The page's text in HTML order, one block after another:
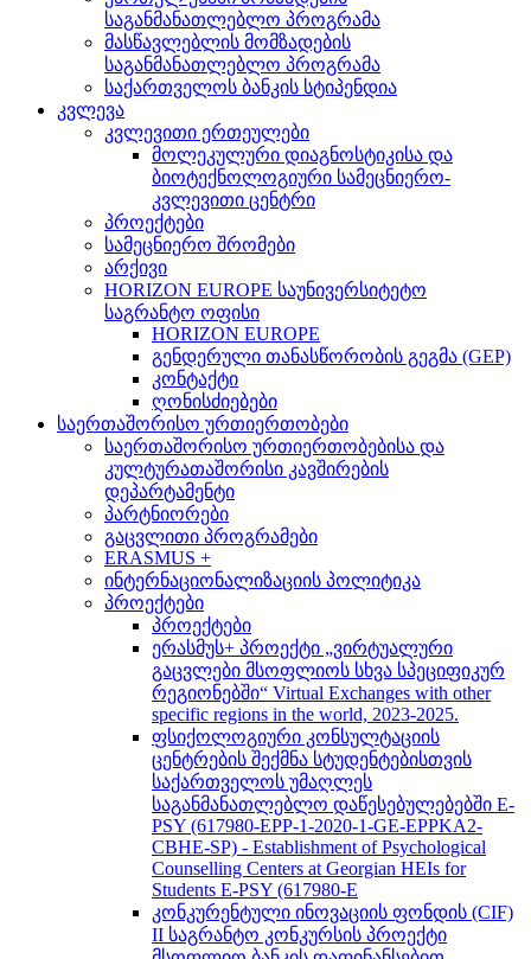
საგანმანათლებლო პროგრამა
მასწავლებლის მომზადების
საგანმანათლებლო პროგრამა
საქართველოს ბანკის სტიპენდია
კვლევა
კვლევითი ერთეულები
მოლეკულური დიაგნოსტიკისა და
ბიოტექნოლოგიური სამეცნიერო-
კვლევითი ცენტრი
პროექტები
სამეცნიერო შრომები
არქივი
HORIZON EUROPE საუნივერსიტეტო
საგრანტო ოფისი
HORIZON EUROPE
გენდერული თანასწორობის გეგმა (GEP)
კონტაქტი
ღონისძიებები
საერთაშორისო ურთიერთობები
საერთაშორისო ურთიერთობებისა და
კულტურათაშორისი კავშირების
დეპარტამენტი
პარტნიორები
გაცვლითი პროგრამები
ERASMUS +
ინტერნაციონალიზაციის პოლიტიკა
პროექტები
პროექტები
ერასმუს+ პროექტი „ვირტუალური
გაცვლები მსოფლიოს სხვა სპეციფიკურ
რეგიონებში“ Virtual Exchanges with other
specific regions in the world, 2023-2025.
ფსიქოლოგიური კონსულტაციის
ცენტრების შექმნა სტუდენტებისთვის
საქართველოს უმაღლეს
საგანმანათლებლო დაწესებულებებში E-
PSY (617980-EPP-1-2020-1-GE-EPPKA2-
CBHE-SP) - Establishment of Psychological
Counselling Centers at Georgian HEIs for
Students E-PSY (617980-E
კონკურენტული ინოვაციის ფონდის (CIF)
II საგრანტო კონკურსის პროექტი